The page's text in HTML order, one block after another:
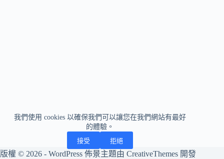
我們使用 cookies 以確保我們可以讓您在我們網站有最好
的體驗。
接受 拒絕
版權 © 2026 - WordPress 佈景主題由 CreativeThemes 開發